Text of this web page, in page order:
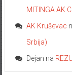
MITINGA AK
AK Kruševac
Srbija)
Dejan na